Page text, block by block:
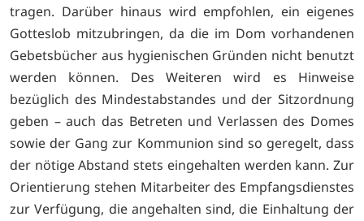
tragen. Darüber hinaus wird empfohlen, ein eigenes
Gotteslob mitzubringen, da die im Dom vorhandenen
Gebetsbücher aus hygienischen Gründen nicht benutzt
werden können. Des Weiteren wird es Hinweise
bezüglich des Mindestabstandes und der Sitzordnung
geben – auch das Betreten und Verlassen des Domes
sowie der Gang zur Kommunion sind so geregelt, dass
der nötige Abstand stets eingehalten werden kann. Zur
Orientierung stehen Mitarbeiter des Empfangsdienstes
zur Verfügung, die angehalten sind, die Einhaltung der